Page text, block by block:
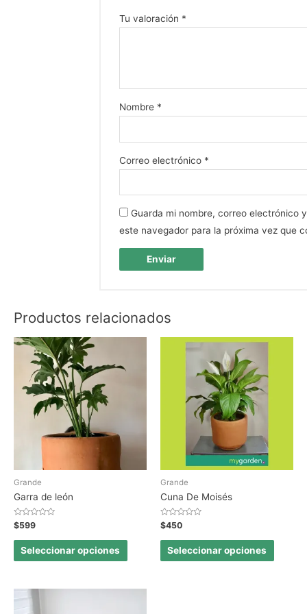
Tu valoración *
Nombre *
Correo electrónico *
Guarda mi nombre, correo electrónico
este navegador para la próxima vez que
Productos relacionados
Grande
Garra de león
Valorado
en
0
$599
Seleccionar opciones
Grande
Cuna De Moisés
Valorado
en
0
$450
Seleccionar opciones